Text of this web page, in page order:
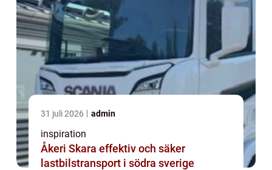
31 juli 2026 admin
inspiration
Åkeri Skara effektiv och säker
lastbilstransport i södra sverige